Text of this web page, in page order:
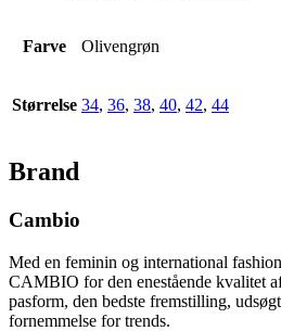
Farve Olivengrøn
Størrelse 34, 36, 38, 40, 42, 44
Brand
Cambio
Med en feminin og international
CAMBIO for den enestående kvalitet
pasform, den bedste fremstilling,
fornemmelse for trends.